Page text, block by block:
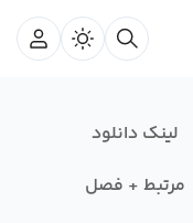
لینک دانلود
مرتبط + فصل